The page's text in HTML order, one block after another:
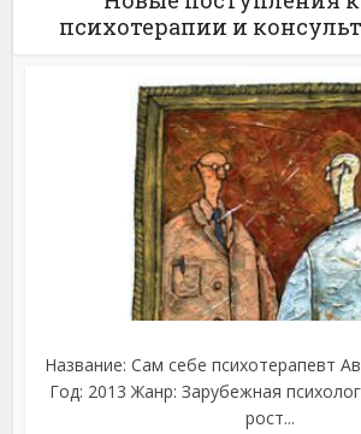
психотерапии и
Название: Сам себе психотерапевт
Год: 2013 Жанр: Зарубежная
рост...